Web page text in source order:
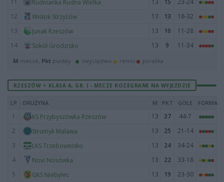
11 Rudnianka Rudna Wielka 13 15
23-24
12
Wisłok Strzyżów 13 13
18-32
13
Junak Rzeszów 13 10
11-28
14
Sokół Grodzisko 13 9 11-34
M mecze, Pkt punkty · zwycięstwo remis porażka
RZESZÓW > KLASA A, GR. I - MECZE ROZEGRANE NA WYJEŹDZIE
LP DRUŻYNA M PKT GOLE FORMA
1 KS Przybyszówka Rzeszów 13 37
44-7
2
Strumyk Malawa 13 25
21-14
3
LKS Trzebownisko 13 24
34-24
4
Novi Nosówka 13 22
33-18
5
GKS Niebylec 13 19
23-30